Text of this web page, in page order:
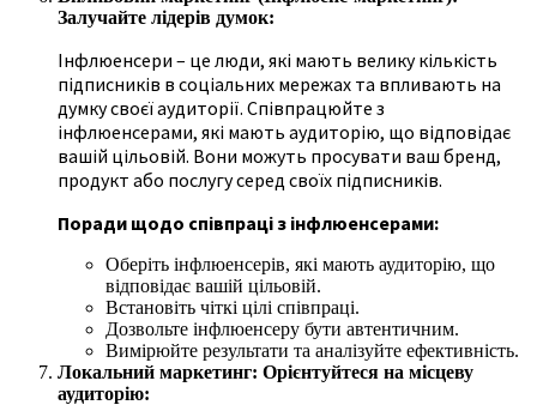
Залучайте лідерів думок:
Інфлюенсери – це люди, які мають велику кількість
підписників в соціальних мережах та впливають на
думку своєї аудиторії. Співпрацюйте з
інфлюенсерами, які мають аудиторію, що відповідає
вашій цільовій. Вони можуть просувати ваш бренд,
продукт або послугу серед своїх підписників.
Поради щодо співпраці з інфлюенсерами:
Оберіть інфлюенсерів, які мають аудиторію, що
відповідає вашій цільовій.
Встановіть чіткі цілі співпраці.
Дозвольте інфлюенсеру бути автентичним.
Вимірюйте результати та аналізуйте ефективність.
Локальний маркетинг: Орієнтуйтеся на місцеву
аудиторію: